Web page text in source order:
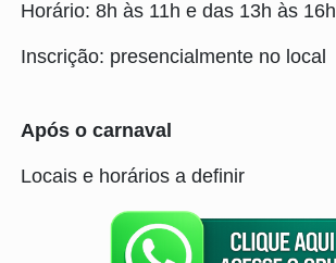
Horário: 8h às 11h e das 13h às 16h
Inscrição: presencialmente no local
Após o carnaval
Locais e horários a definir